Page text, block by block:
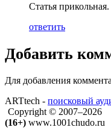
Статья
ответить
Добавить
Для добавления
ARTtech - поисковый
Copyright © 2007–2026
(16+) www.1001chudo.ru